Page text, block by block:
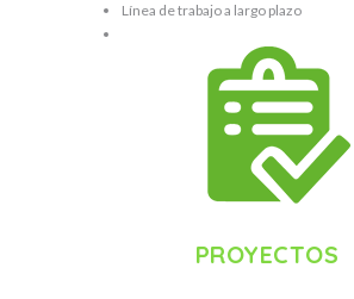
Línea de trabajo a largo plazo
PROYECTOS